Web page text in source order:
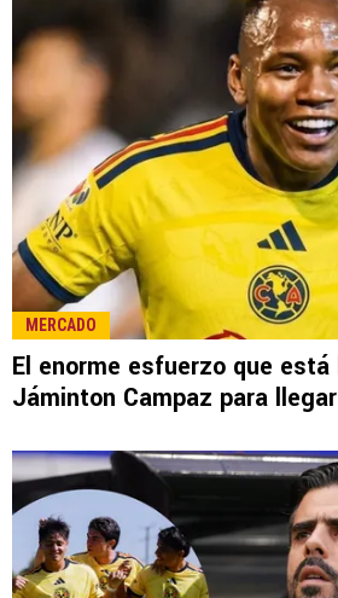
MERCADO
El enorme esfuerzo que
Jáminton Campaz para